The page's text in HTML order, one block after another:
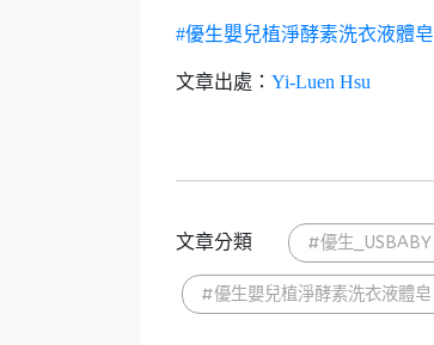
#優生嬰兒植淨酵素洗衣液體皂
文章出處： Yi-Luen Hsu
文章分類 #優生_USBABY
#優生嬰兒植淨酵素洗衣液體皂